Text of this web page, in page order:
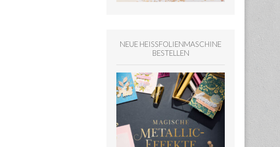
NEUE HEISSFOLIENMASCHINE
BESTELLEN